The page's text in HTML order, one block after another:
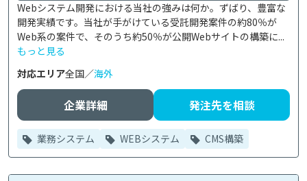
Webシステム開発における当社の強みは何か。ずばり、豊富な
開発実績です。当社が手がけている受託開発案件の約80％が
Web系の案件で、そのうち約50％が公開Webサイトの構築に...
もっと見る
対応エリア全国／海外
企業詳細 発注先を相談
業務システム WEBシステム CMS構築